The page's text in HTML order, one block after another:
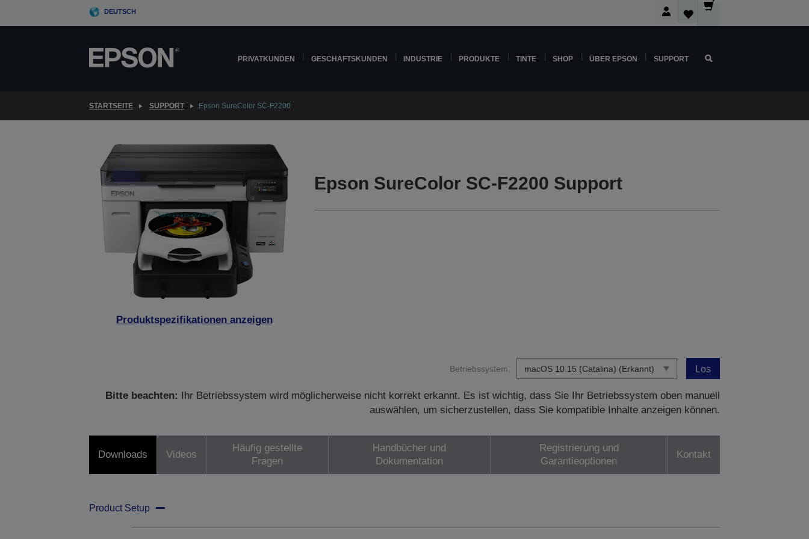
DEUTSCH
PRIVATKUNDEN GESCHÄFTSKUNDEN INDUSTRIE PRODUKTE TINTE SHOP ÜBER EPSON SUPPORT
STARTSEITE SUPPORT Epson SureColor SC-F2200
Produktspezifikationen anzeigen
Epson SureColor SC-F2200 Support
Betriebssystem: Los
Bitte beachten:
Ihr Betriebssystem wird möglicherweise nicht korrekt erkannt. Es ist wichtig, dass Sie Ihr Betriebssystem oben manuell
auswählen, um sicherzustellen, dass Sie kompatible Inhalte anzeigen können.
Downloads Videos
Häufig gestellte
Fragen
Handbücher und
Dokumentation
Registrierung und
Garantieoptionen
Kontakt
Product Setup